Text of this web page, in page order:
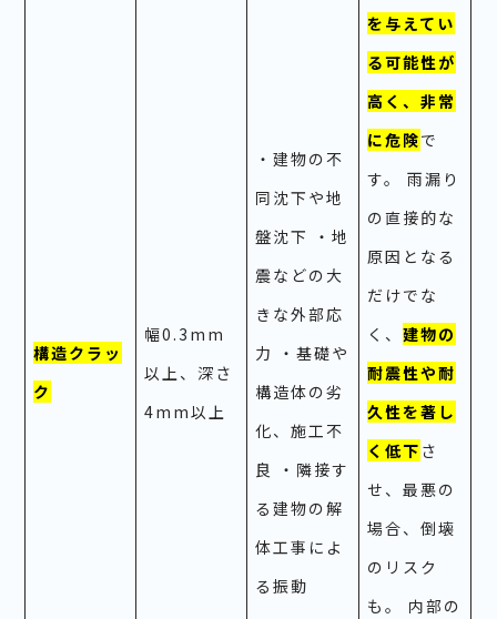
構造クラッ
ク
幅0.3mm
以上、深さ
4mm以上
・建物の不
同沈下や地
盤沈下 ・地
震などの大
きな外部応
力 ・基礎や
構造体の劣
化、施工不
良 ・隣接す
る建物の解
体工事によ
る振動
を与えてい
る可能性が
高く、非常
に危険で
す。 雨漏り
の直接的な
原因となる
だけでな
く、建物の
耐震性や耐
久性を著し
く低下 さ
せ、最悪の
場合、倒壊
のリスク
も。 内部の